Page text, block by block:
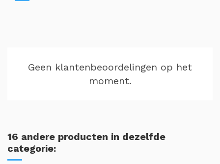
Geen klantenbeoordelingen op het
moment.
16 andere producten in dezelfde
categorie: